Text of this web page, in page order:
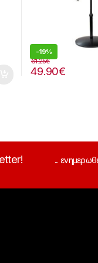
-19%
49.90€
61.25€
...